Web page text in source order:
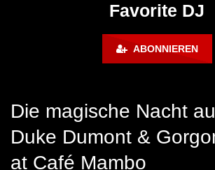
Favorite DJ
ABONNIEREN
Die magische Nacht
Duke Dumont &
at Café Mambo